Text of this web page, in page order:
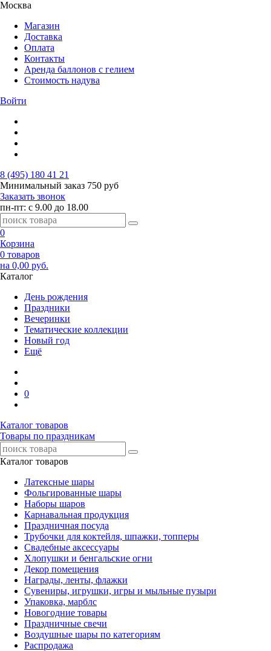
Москва
Магазин
Доставка
Оплата
Контакты
Аренда баллонов с гелием
Стоимость надува
Войти
8 (495) 180 41 21
Минимальный заказ 750 руб
Заказать звонок
пн-пт: с 9.00 до 18.00
0
Корзина
0 товаров
на 0,00 руб.
Каталог
День рождения
Праздники
Вечеринки
Тематические коллекции
Новый год
Ещё
0
Каталог товаров
Товары по праздникам
Каталог товаров
Латексные шары
Фольгированные шары
Наборы шаров
Карнавальная продукция
Праздничная посуда
Трубочки для коктейля, шпажки, топперы
Свадебные аксессуары
Хлопушки и бенгальские огни
Декор помещения
Награды, ленты, флажки
Сувениры, игрушки, игры и мыльные пузыри
Упаковка, марблс
Новогодние товары
Праздничные свечи
Воздушные шары по категориям
Распродажа